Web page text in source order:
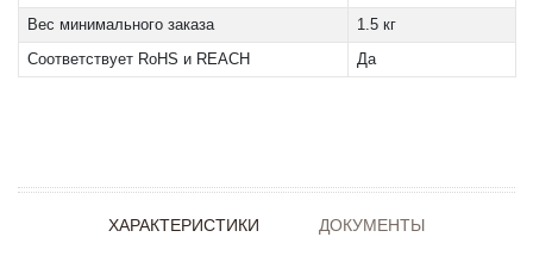
Вес минимального заказа
1.5 кг
Соответствует RoHS и REACH
Да
ХАРАКТЕРИСТИКИ ДОКУМЕНТЫ